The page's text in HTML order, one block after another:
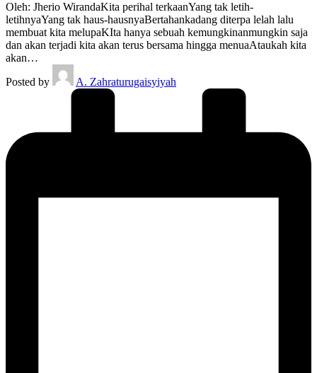
Oleh: Jherio WirandaKita perihal terkaanYang tak letih-
letihnyaYang tak haus-hausnyaBertahankadang diterpa lelah lalu
membuat kita melupaKIta hanya sebuah kemungkinanmungkin saja
dan akan terjadi kita akan terus bersama hingga menuaAtaukah kita
akan…
Posted by
A. Zahraturugaisyiyah